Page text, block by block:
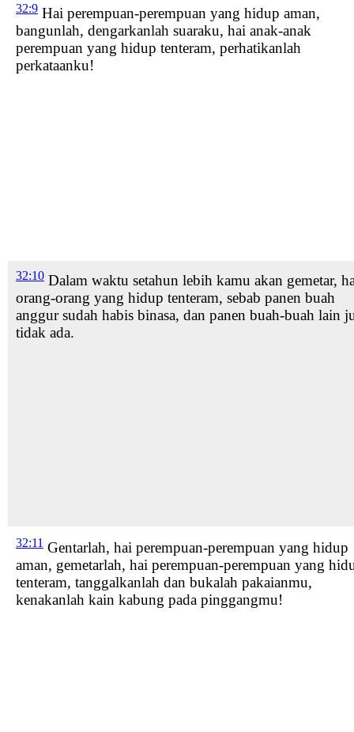
32:9 Hai perempuan-perempuan yang hidup aman,
bangunlah, dengarkanlah suaraku, hai anak-anak
perempuan yang hidup tenteram, perhatikanlah
perkataanku!
32:10 Dalam waktu setahun lebih kamu akan gemetar,
orang-orang yang hidup tenteram, sebab panen buah
anggur sudah habis binasa, dan panen buah-buah lain
tidak ada.
32:11 Gentarlah, hai perempuan-perempuan yang hidup
aman, gemetarlah, hai perempuan-perempuan yang
tenteram, tanggalkanlah dan bukalah pakaianmu,
kenakanlah kain kabung pada pinggangmu!